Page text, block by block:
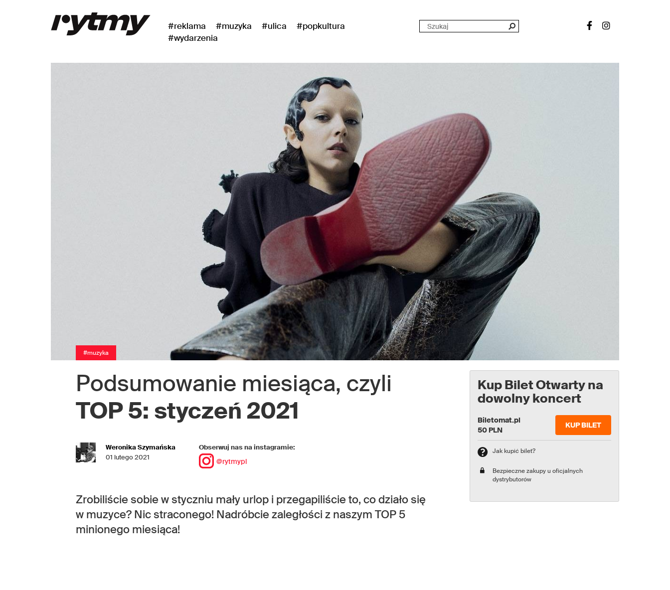
#reklama #muzyka #ulica
#popkultura
#wydarzenia
#muzyka
Podsumowanie miesiąca, czyli
TOP 5: styczeń 2021
Weronika Szymańska
01 lutego 2021
Obserwuj nas na instagramie:
@rytmypl
Zrobiliście sobie w styczniu mały urlop i przegapiliście to, co działo się
w muzyce? Nic straconego! Nadróbcie zaległości z naszym TOP 5
minionego miesiąca!
Kup Bilet Otwarty na
dowolny koncert
Biletomat.pl
50 PLN
KUP BILET
Jak kupić bilet?
Bezpieczne zakupy u oficjalnych
dystrybutorów